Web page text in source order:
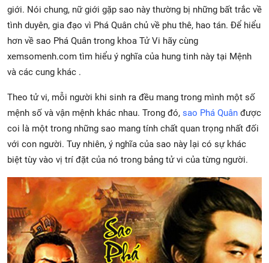
giới. Nói chung, nữ giới gặp sao này thường bị những bất trắc về
tình duyên, gia đạo vì Phá Quân chủ về phu thê, hao tán. Để hiểu
hơn về sao Phá Quân trong khoa Tử Vi hãy cùng
xemsomenh.com tìm hiểu ý nghĩa của hung tinh này tại Mệnh
và các cung khác .
Theo tử vi, mỗi người khi sinh ra đều mang trong mình một số
mệnh số và vận mệnh khác nhau. Trong đó, sao Phá Quân được
coi là một trong những sao mang tính chất quan trọng nhất đối
với con người. Tuy nhiên, ý nghĩa của sao này lại có sự khác
biệt tùy vào vị trí đặt của nó trong bảng tử vi của từng người.